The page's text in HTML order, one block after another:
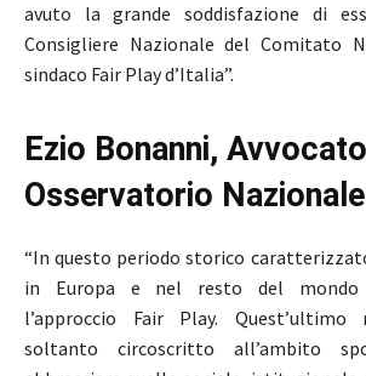
avuto la grande soddisfazione di
Consigliere Nazionale del Comitato
sindaco Fair Play d’Italia”.
Ezio Bonanni,
Osservatorio
“In questo periodo storico
in Europa e nel resto del mondo
l’approccio Fair Play. Quest’ultimo
soltanto circoscritto all’ambito